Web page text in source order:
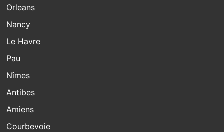
Orleans
Nancy
Le Havre
Pau
Nîmes
Antibes
Amiens
Courbevoie